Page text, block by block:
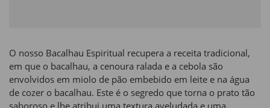
O nosso Bacalhau Espiritual recupera a receita tradicional,
em que o bacalhau, a cenoura ralada e a cebola são
envolvidos em miolo de pão embebido em leite e na água
de cozer o bacalhau. Este é o segredo que torna o prato tão
saboroso e lhe atribui uma textura aveludada e uma